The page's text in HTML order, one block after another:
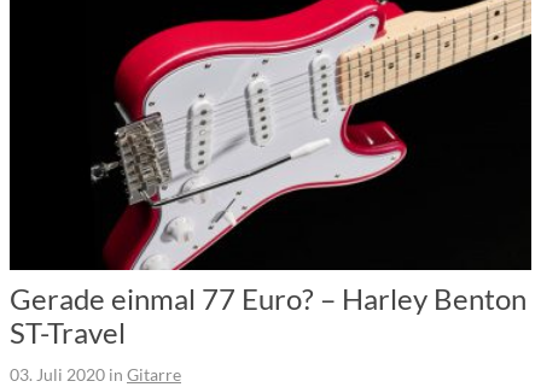
Gerade einmal 77 Euro? – Harley Benton
ST-Travel
03. Juli 2020 in Gitarre